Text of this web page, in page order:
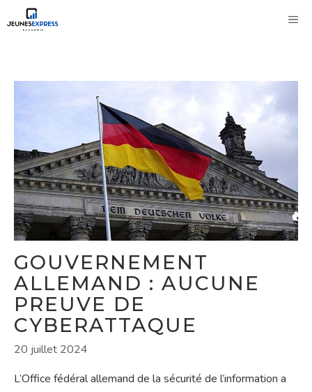
au
GOUVERNEMENT
ALLEMAND : AUCUNE
PREUVE DE
CYBERATTAQUE
20 juillet 2024
L’Office fédéral allemand de la sécurité de l’information a